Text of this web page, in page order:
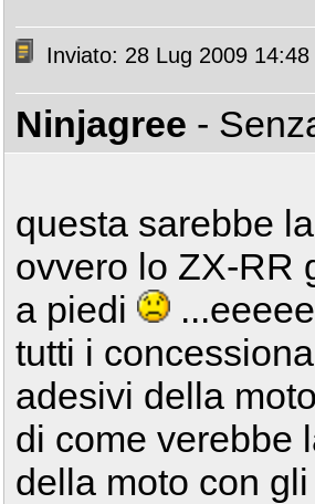
Inviato: 28 Lug 2009 14:48
Ninjagree -
questa sarebbe
ovvero lo ZX-RR
a piedi
tutti i
adesivi della
di come verebbe
della moto con